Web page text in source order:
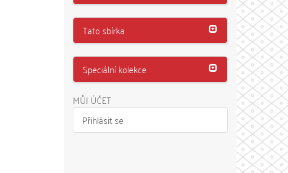
Tato sbírka
Speciální kolekce
MŮJ ÚČET
Přihlásit se